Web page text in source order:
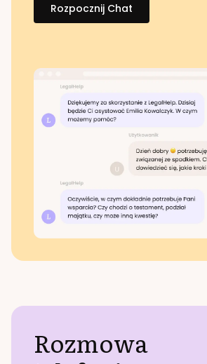
Rozpocznij Chat
Rozmowa